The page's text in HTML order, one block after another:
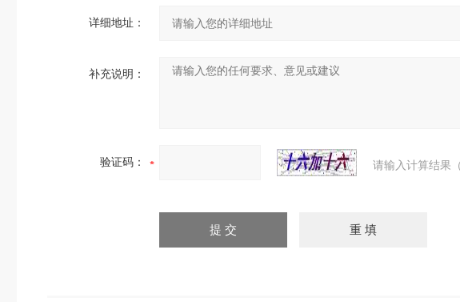
详细地址：
补充说明：
验证码： 请输入计算结果